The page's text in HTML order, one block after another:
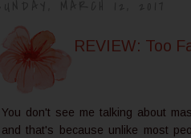
REVIEW: Too
You don't see me talking about
and that's because unlike most